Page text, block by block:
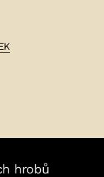
hrobů